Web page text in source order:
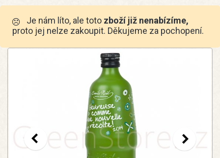
Je nám líto, ale toto zboží již nenabízíme,
proto jej nelze zakoupit. Děkujeme za pochopení.